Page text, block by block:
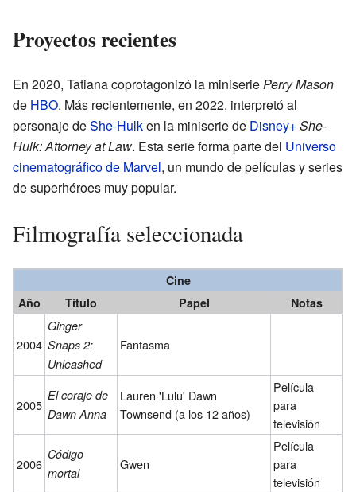
Proyectos recientes
En 2020, Tatiana coprotagonizó la miniseriePerry Mason
de HBO. Más recientemente, en 2022, interpretó al
personaje deShe-Hulken la miniserie de Disney+She-
Hulk: Attorney at Law. Esta serie forma parte del Universo
cinematográfico de Marvel, un mundo de películas y series
de superhéroes muy popular.
Filmografía seleccionada
Cine
Año
Título Papel Notas
2004
Ginger
Snaps 2:
Unleashed
Fantasma
2005
El coraje de
Dawn Anna
Lauren 'Lulu' Dawn
Townsend (a los 12 años)
Película
para
televisión
2006
Código
mortal
Gwen
Película
para
televisión